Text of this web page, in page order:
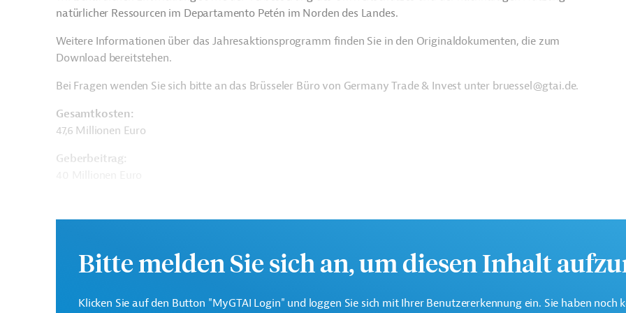
natürlicher Ressourcen im Departamento Petén im Norden des Landes.
Weitere Informationen über das Jahresaktionsprogramm finden Sie in den Originaldokumenten, die zum
Download bereitstehen.
Bei Fragen wenden Sie sich bitte an das Brüsseler Büro von Germany Trade & Invest unter bruessel@gtai.de.
Gesamtkosten:
47,6 Millionen Euro
Geberbeitrag:
Europäische Kommission
Bitte melden Sie sich an, um diesen Inhalt
Klicken Sie auf den Button "MyGTAI Login" und loggen Sie sich mit Ihrer Benutzererkennung ein. Sie haben noch